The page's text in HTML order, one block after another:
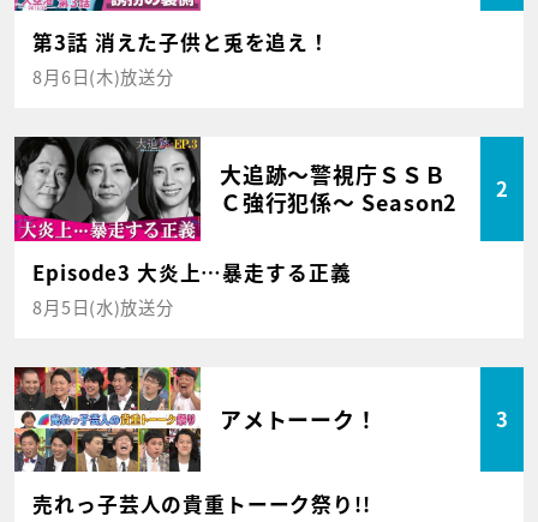
第3話 消えた子供と兎を追え！
8月6日(木)放送分
大追跡～警視庁ＳＳＢ
Ｃ強行犯係～ Season2
2
Episode3 大炎上…暴走する正義
8月5日(水)放送分
アメトーーク！ 3
売れっ子芸人の貴重トーーク祭り!!